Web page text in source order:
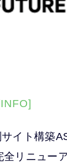
イト構築
全リニュー